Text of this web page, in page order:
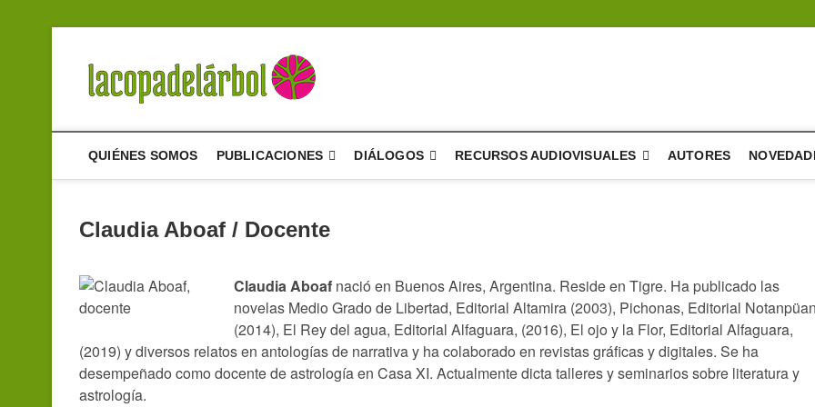
contenido
QUIÉNES SOMOS PUBLICACIONES DIÁLOGOS RECURSOS AUDIOVISUALES AUTORES
Claudia Aboaf​ / Docente
Claudia Aboaf nació en Buenos Aires, Argentina. Reside en Tigre. Ha publicado las
novelas Medio Grado de Libertad, Editorial Altamira (2003), Pichonas, Editorial Notanpüan
(2014), El Rey del agua, Editorial Alfaguara, (2016), El ojo y la Flor, Editorial Alfaguara,
(2019) y diversos relatos en antologías de narrativa y ha colaborado en revistas gráficas y digitales. Se ha
desempeñado como docente de astrología en Casa XI. Actualmente dicta talleres y seminarios sobre literatura y
astrología.